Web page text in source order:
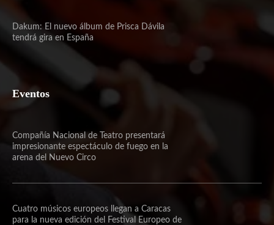
Dakum: El nuevo álbum de Prisca Dávila
tendrá gira en España
Eventos
Compañía Nacional de Teatro presentará
impresionante espectáculo de fuego en la
arena del Nuevo Circo
Cuatro músicos europeos llegan a Caracas
para la nueva edición del Festival Europeo de